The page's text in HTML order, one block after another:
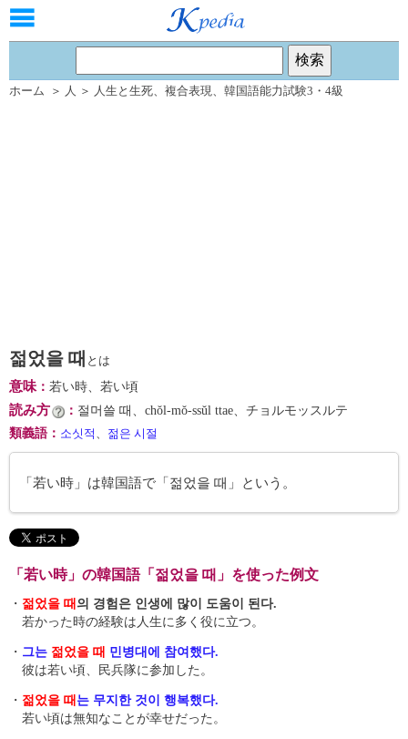
ホーム ＞ 人 ＞ 人生と生死、 複合表現、 韓国語能力試験3・4級
젊었을 때 とは
意味： 若い時、若い頃
読み方 ： 절머쓸 때、chŏl-mŏ-ssŭl ttae、チョルモッスルテ
類義語 ： 소싯적 、 젊은 시절
「若い時」は韓国語で「젊었을 때」という。
「若い時」の韓国語「젊었을 때」を使った例文
・ 젊었을 때 의 경험은 인생에 많이 도움이 된다.
若かった時の経験は人生に多く役に立つ。
・ 그는 젊었을 때 민병대에 참여했다.
彼は若い頃、民兵隊に参加した。
・ 젊었을 때 는 무지한 것이 행복했다.
若い頃は無知なことが幸せだった。